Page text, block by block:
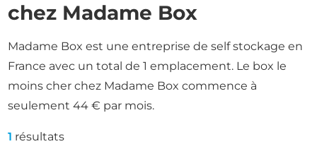
chez Madame Box
Madame Box est une entreprise de self stockage en
France avec un total de 1 emplacement. Le box le
moins cher chez Madame Box commence à
seulement 44 € par mois.
1 résultats